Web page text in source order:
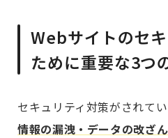
Webサイトのセ
ために重要な3つ
セキュリティ対策がされて
情報の漏洩・データの改ざ